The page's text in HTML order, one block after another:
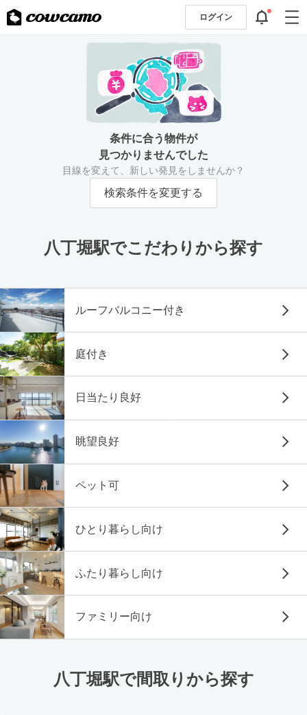
ログイン
条件に合う物件が
見つかりませんでした
目線を変えて、新しい発見をしませんか？
検索条件を変更する
八丁堀駅でこだわりから探す
ルーフバルコニー付き
庭付き
日当たり良好
眺望良好
ペット可
ひとり暮らし向け
ふたり暮らし向け
ファミリー向け
八丁堀駅で間取りから探す